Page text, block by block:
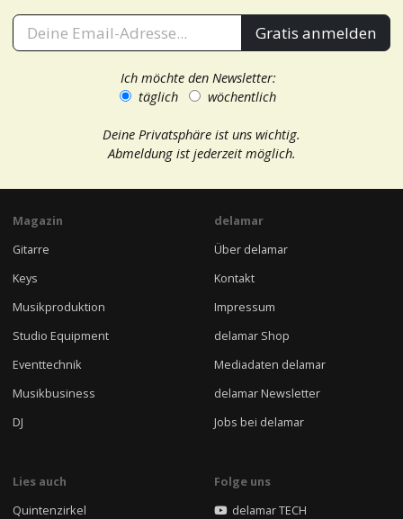
Gratis anmelden
Ich möchte den Newsletter:
täglich
wöchentlich
Deine Privatsphäre ist uns wichtig.
Abmeldung ist jederzeit möglich.
Magazin
Gitarre
Keys
Musikproduktion
Studio Equipment
Eventtechnik
Musikbusiness
DJ
delamar
Über delamar
Kontakt
Impressum
delamar Shop
Mediadaten delamar
delamar Newsletter
Jobs bei delamar
Lies auch
Quintenzirkel
Folge uns
delamar TECH